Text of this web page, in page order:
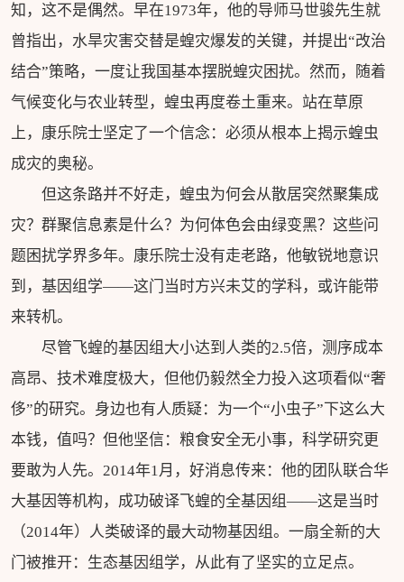
知，这不是偶然。早在1973年，他的导师马世骏先生就
曾指出，水旱灾害交替是蝗灾爆发的关键，并提出“改治
结合”策略，一度让我国基本摆脱蝗灾困扰。然而，随着
气候变化与农业转型，蝗虫再度卷土重来。站在草原
上，康乐院士坚定了一个信念：必须从根本上揭示蝗虫
成灾的奥秘。
但这条路并不好走，蝗虫为何会从散居突然聚集成
灾？群聚信息素是什么？为何体色会由绿变黑？这些问
题困扰学界多年。康乐院士没有走老路，他敏锐地意识
到，基因组学——这门当时方兴未艾的学科，或许能带
来转机。
尽管飞蝗的基因组大小达到人类的2.5倍，测序成本
高昂、技术难度极大，但他仍毅然全力投入这项看似“奢
侈”的研究。身边也有人质疑：为一个“小虫子”下这么大
本钱，值吗？但他坚信：粮食安全无小事，科学研究更
要敢为人先。2014年1月，好消息传来：他的团队联合华
大基因等机构，成功破译飞蝗的全基因组——这是当时
（2014年）人类破译的最大动物基因组。一扇全新的大
门被推开：生态基因组学，从此有了坚实的立足点。